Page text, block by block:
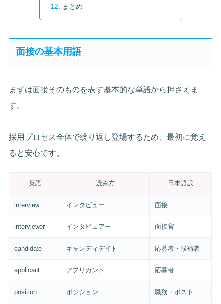
まとめ
面接の基本用語
まずは面接そのものを表す基本的な単語から押さえま
す。
採用プロセス全体で繰り返し登場するため、最初に覚え
ると安心です。
英語 読み方 日本語訳
interview インタビュー 面接
interviewer インタビュアー 面接官
candidate キャンディデイト 応募者・候補者
applicant アプリカント 応募者
position ポジション 職務・ポスト